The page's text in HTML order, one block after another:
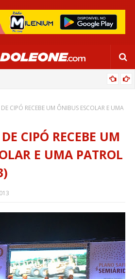
DE CIPÓ RECEBE UM ÔNIBUS ESCOLAR E UMA
CIPÓ RECEBE UM
E UMA PATROL